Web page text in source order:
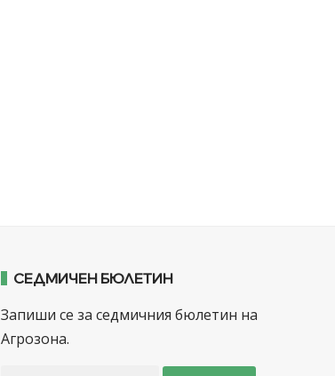
СЕДМИЧЕН БЮЛЕТИН
Запиши се за седмичния бюлетин на
Агрозона.